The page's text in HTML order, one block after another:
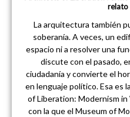
relato
La arquitectura también
soberanía. A veces, un
espacio ni a resolver una
discute con el pasado,
ciudadanía y convierte el
en lenguaje político. Esa es
of Liberation: Modernism in
con la que el Museum of